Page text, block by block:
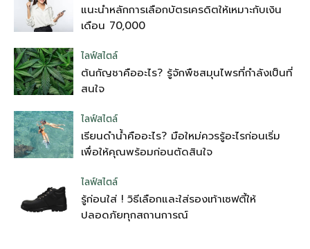
แนะนำหลักการเลือกบัตรเครดิตให้เหมาะกับเงิน
เดือน 70,000
ไลฟ์สไตล์
ต้นกัญชาคืออะไร? รู้จักพืชสมุนไพรที่กำลังเป็นที่
สนใจ
ไลฟ์สไตล์
เรียนดำน้ำคืออะไร? มือใหม่ควรรู้อะไรก่อนเริ่ม
เพื่อให้คุณพร้อมก่อนตัดสินใจ
ไลฟ์สไตล์
รู้ก่อนใส่ ! วิธีเลือกและใส่รองเท้าเซฟตี้ให้
ปลอดภัยทุกสถานการณ์